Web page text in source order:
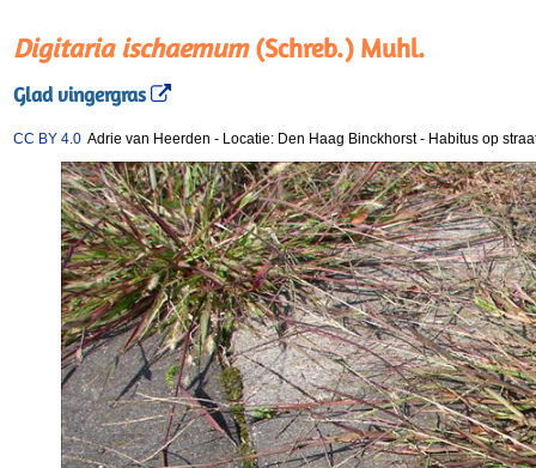
Digitaria ischaemum(Schreb.) Muhl.
Glad vingergras
CC BY 4.0 Adrie van Heerden - Locatie: Den Haag Binckhorst- Habitus op